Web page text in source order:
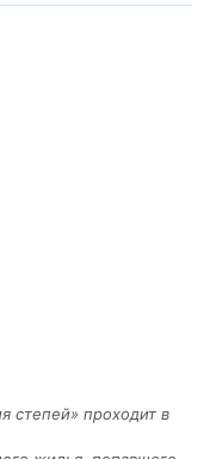
степей» проходит в